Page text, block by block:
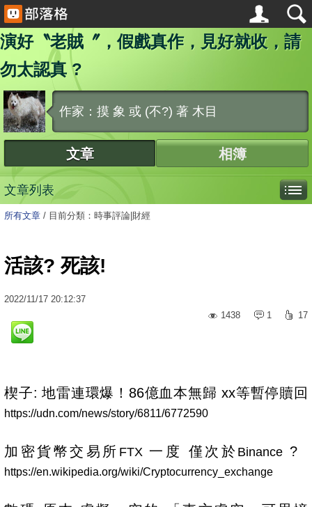
演好〝老賊〞，假戲真作，見好就收，請
勿太認真 ?
作家：摸 象 或 (不?) 著 木目
文章 相簿
文章列表
所有文章 / 目前分類：時事評論|財經
活該? 死該!
2022/11/17 20:12:37
1438
1 17
楔子: 地雷連環爆！86億血本無歸 xx等暫停贖回
https://udn.com/news/story/6811/6772590
加密貨幣交易所 FTX 一度 僅次於 Binance ?
https://en.wikipedia.org/wiki/Cryptocurrency_exchange